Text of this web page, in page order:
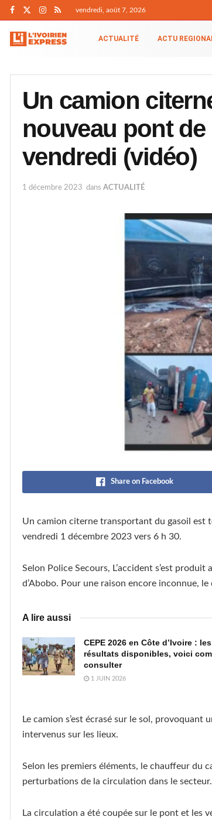
vendredi, août 7, 2026
ACTUALITÉ ACTU
Un camion
nouveau pont de
vendredi (vidéo)
1 décembre 2023 dans ACTUALITÉ
Share on Facebook
Un camion citerne transportant du gasoil est
vendredi 1 décembre 2023 vers 6 h 30.
Selon Police Secours, L’accident s’est
d’Abobo. Pour une raison encore inconnue,
A lire aussi
CEPE 2026 en Côte d’Ivoire : les
résultats disponibles, voici
consulter
1 JUIN 2026
Le camion s’est écrasé sur le sol,
intervenus sur les lieux.
Selon les premiers éléments, le chauffeur du
perturbations de la circulation dans le secteur.
La circulation a été coupée sur le pont et les